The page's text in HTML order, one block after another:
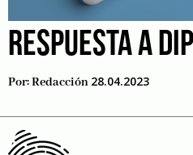
RESPUESTA A
Por:Redacción 28.04.2023